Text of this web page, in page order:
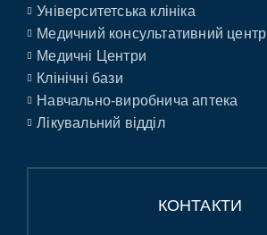
Університетська клініка
Медичний консультативний центр
Медичні Центри
Клінічні бази
Навчально-виробнича аптека
Лікувальний відділ
КОНТАКТИ